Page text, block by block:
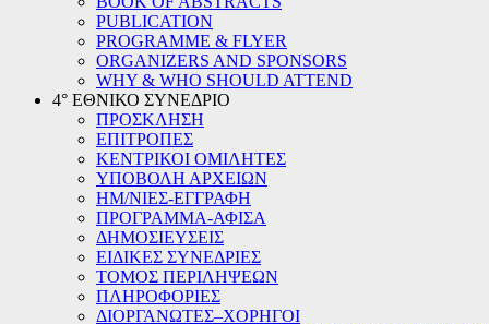
PUBLICATION
PROGRAMME & FLYER
ORGANIZERS AND SPONSORS
WHY & WHO SHOULD ATTEND
4° ΕΘΝΙΚΟ ΣΥΝΕΔΡΙΟ
ΠΡΟΣΚΛΗΣΗ
ΕΠΙΤΡΟΠΕΣ
ΚΕΝΤΡΙΚΟΙ ΟΜΙΛΗΤΕΣ
ΥΠΟΒΟΛΗ ΑΡΧΕΙΩΝ
ΗΜ/ΝΙΕΣ-ΕΓΓΡΑΦΗ
ΠΡΟΓΡΑΜΜΑ-ΑΦΙΣΑ
ΔΗΜΟΣΙΕΥΣΕΙΣ
ΕΙΔΙΚΕΣ ΣΥΝΕΔΡΙΕΣ
ΤΟΜΟΣ ΠΕΡΙΛΗΨΕΩΝ
ΠΛΗΡΟΦΟΡΙΕΣ
ΔΙΟΡΓΑΝΩΤΕΣ–ΧΟΡΗΓΟΙ